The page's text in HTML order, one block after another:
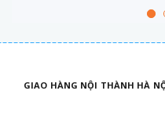
GIAO HÀNG NỘI THÀNH HÀ